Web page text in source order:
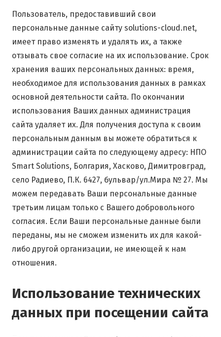
Пользователь, предоставивший свои
персональные данные сайту solutions-cloud.net,
имеет право изменять и удалять их, а также
отзывать свое согласие на их использование. Срок
хранения ваших персональных данных: время,
необходимое для использования данных в рамках
основной деятельности сайта. По окончании
использования Ваших данных администрация
сайта удаляет их. Для получения доступа к своим
персональным данным вы можете обратиться к
администрации сайта по следующему адресу: НПО
Smart Solutions, Болгария, Хасково, Димитровград,
село Радиево, П.К. 6427, бульвар/ул.Мира № 27. Мы
можем передавать Ваши персональные данные
третьим лицам только с Вашего добровольного
согласия. Если Ваши персональные данные были
переданы, мы не сможем изменить их для какой-
либо другой организации, не имеющей к нам
отношения.
Использование технических
данных при посещении сайта